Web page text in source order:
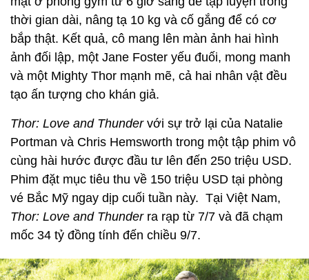
thời gian dài, nâng tạ 10 kg và cố gắng để có cơ
bắp thật. Kết quả, cô mang lên màn ảnh hai hình
ảnh đối lập, một Jane Foster yếu đuối, mong manh
và một Mighty Thor mạnh mẽ, cả hai nhân vật đều
tạo ấn tượng cho khán giả.
Thor: Love and Thunder với sự trở lại của Natalie
Portman và Chris Hemsworth trong một tập phim vô
cùng hài hước được đầu tư lên đến 250 triệu USD.
Phim đặt mục tiêu thu về 150 triệu USD tại phòng
vé Bắc Mỹ ngay dịp cuối tuần này. Tại Việt Nam,
Thor: Love and Thunderra rạp từ 7/7 và đã chạm
mốc 34 tỷ đồng tính đến chiều 9/7.